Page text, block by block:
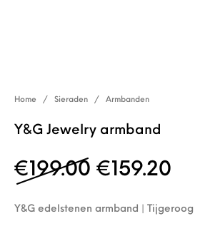
Home / Sieraden / Armbanden
Y&G Jewelry armband
€ 199.00 € 159.20
Y&G edelstenen armband | Tijgeroog